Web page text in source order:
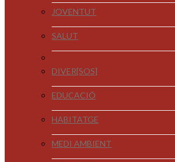
JOVENTUT
SALUT
DIVER[SOS]
EDUCACIÓ
HABITATGE
MEDI AMBIENT